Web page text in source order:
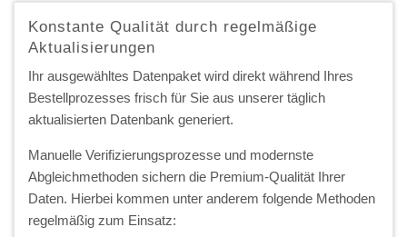
Konstante Qualität durch regelmäßige
Aktualisierungen
Ihr ausgewähltes Datenpaket wird direkt während Ihres
Bestellprozesses frisch für Sie aus unserer täglich
aktualisierten Datenbank generiert.
Manuelle Verifizierungsprozesse und modernste
Abgleichmethoden sichern die Premium-Qualität Ihrer
Daten. Hierbei kommen unter anderem folgende Methoden
regelmäßig zum Einsatz: